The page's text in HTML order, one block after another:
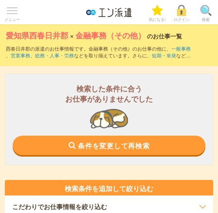
メニュー 気になる! ログイン 検索
愛知県西春日井郡 ×金融事務（その他） のお仕事一覧
西春日井郡の派遣のお仕事情報です。金融事務（その他）のお仕事の他に、 一般事務
、 営業事務、 総務・人事・労務などを取り揃えています。さらに、 短期 ・ 単発などの
検索した条件に合う
お仕事がありませんでした
条件を変更して再検索
検索条件を追加して絞り込む
こだわりでお仕事情報を絞り込む